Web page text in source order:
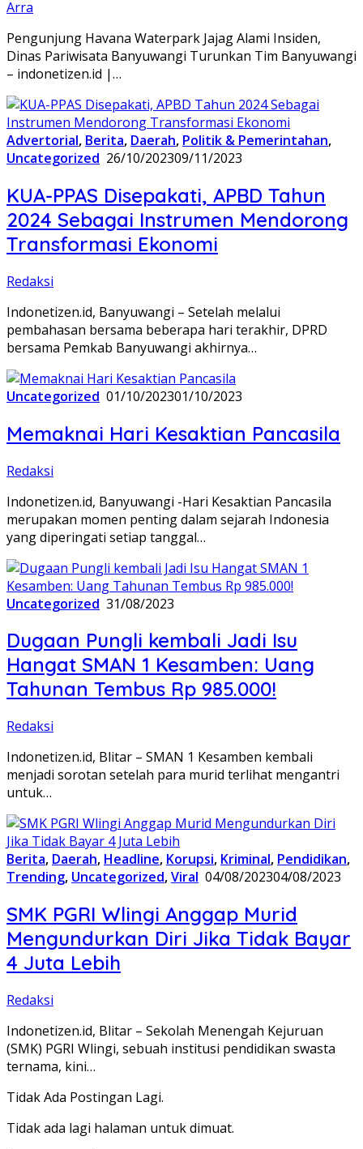
Arra
Pengunjung Havana Waterpark Jajag Alami Insiden,
Dinas Pariwisata Banyuwangi Turunkan Tim Banyuwangi
– indonetizen.id |…
Advertorial, Berita, Daerah, Politik & Pemerintahan,
Uncategorized 26/10/202309/11/2023
KUA-PPAS Disepakati, APBD Tahun
2024 Sebagai Instrumen Mendorong
Transformasi Ekonomi
Redaksi
Indonetizen.id, Banyuwangi – Setelah melalui
pembahasan bersama beberapa hari terakhir, DPRD
bersama Pemkab Banyuwangi akhirnya…
Uncategorized 01/10/202301/10/2023
Memaknai Hari Kesaktian Pancasila
Redaksi
Indonetizen.id, Banyuwangi -Hari Kesaktian Pancasila
merupakan momen penting dalam sejarah Indonesia
yang diperingati setiap tanggal…
Uncategorized 31/08/2023
Dugaan Pungli kembali Jadi Isu
Hangat SMAN 1 Kesamben: Uang
Tahunan Tembus Rp 985.000!
Redaksi
Indonetizen.id, Blitar – SMAN 1 Kesamben kembali
menjadi sorotan setelah para murid terlihat mengantri
untuk…
Berita, Daerah, Headline, Korupsi, Kriminal, Pendidikan,
Trending, Uncategorized,Viral 04/08/202304/08/2023
SMK PGRI Wlingi Anggap Murid
Mengundurkan Diri Jika Tidak Bayar
4 Juta Lebih
Redaksi
Indonetizen.id, Blitar – Sekolah Menengah Kejuruan
(SMK) PGRI Wlingi, sebuah institusi pendidikan swasta
ternama, kini…
Tidak Ada Postingan Lagi.
Tidak ada lagi halaman untuk dimuat.